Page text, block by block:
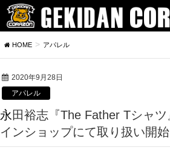
HOME アパレル
2020年9月28日
アパレル
永田裕志『The Father Tシャツ』コラソンオンラ
インショップにて取り扱い開始